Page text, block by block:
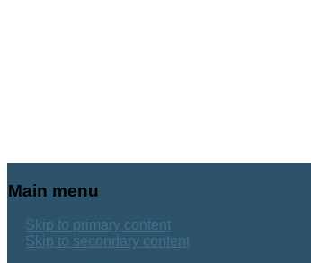
Main menu
Skip to primary content
Skip to secondary content